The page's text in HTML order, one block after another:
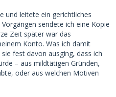
und leitete ein gerichtliches
sendete ich eine Kopie
Zeit später war das
Konto. Was ich damit
fest davon ausging, dass ich
– aus mildtätigen Gründen,
oder aus welchen Motiven